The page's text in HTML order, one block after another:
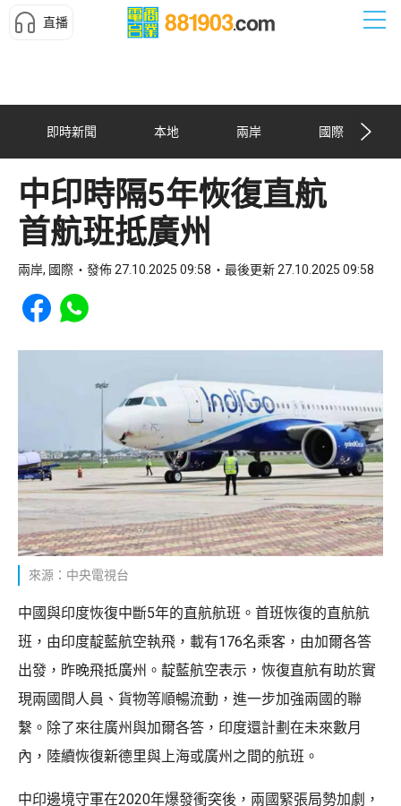
直播
即時新聞 本地 兩岸 國際
中印時隔5年恢復直航
首航班抵廣州
兩岸, 國際 發佈 27.10.2025 09:58 最後更新 27.10.2025 09:58
Share to Facebook
Share to WhatsApp
來源：中央電視台
中國與印度恢復中斷5年的直航航班。首班恢復的直航航
班，由印度靛藍航空執飛，載有176名乘客，由加爾各答
出發，昨晚飛抵廣州。靛藍航空表示，恢復直航有助於實
現兩國間人員、貨物等順暢流動，進一步加強兩國的聯
繫。除了來往廣州與加爾各答，印度還計劃在未來數月
內，陸續恢復新德里與上海或廣州之間的航班。
中印邊境守軍在2020年爆發衝突後，兩國緊張局勢加劇，